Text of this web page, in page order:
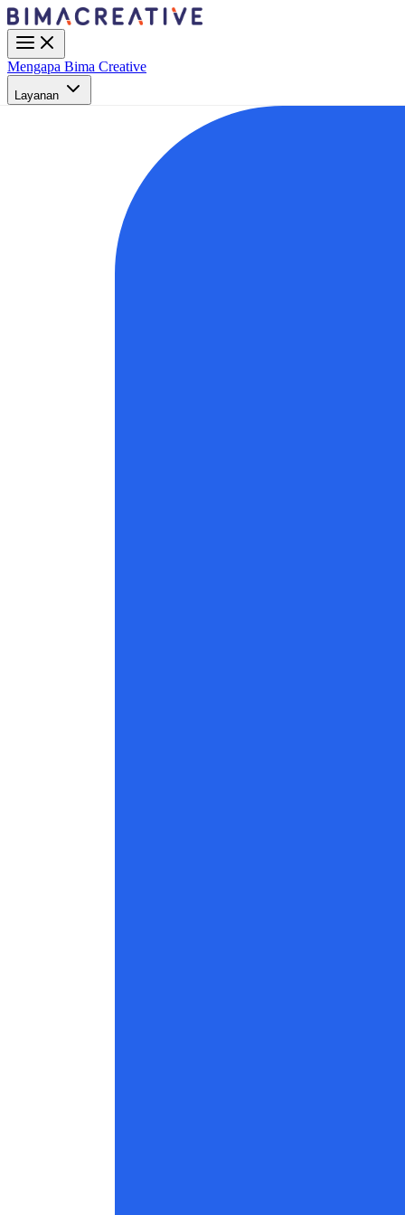
Mengapa Bima Creative
Layanan